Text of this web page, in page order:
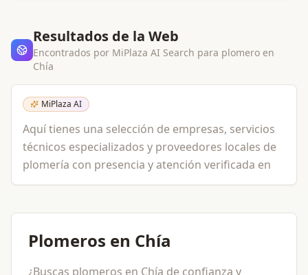
Resultados de la Web
Encontrados por MiPlaza AI Search para plomeroen
Chía
MiPlaza AI
Aquí tienes una selección de empresas, servicios
técnicos especializados y proveedores locales de
plomería con presencia y atención verificada en
Plomeros en Chía
¿Buscas plomeros en Chía de confianza y